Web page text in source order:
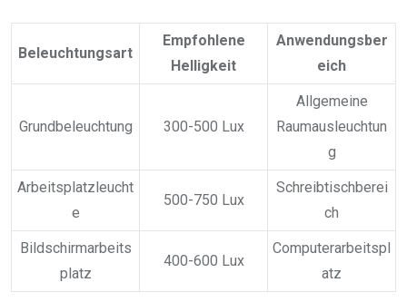
Beleuchtungsart
Empfohlene
Helligkeit
Anwendungsber
eich
Grundbeleuchtung 300-500 Lux
Allgemeine
Raumausleuchtun
g
Arbeitsplatzleucht
e
500-750 Lux
Schreibtischberei
ch
Bildschirmarbeits
platz
400-600 Lux
Computerarbeitspl
atz